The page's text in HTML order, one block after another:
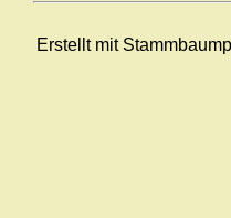
Erstellt mit